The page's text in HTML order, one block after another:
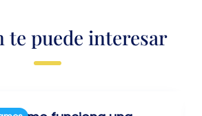
te puede interesar